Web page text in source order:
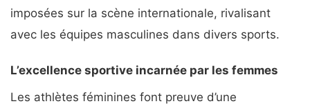
imposées sur la scène internationale, rivalisant
avec les équipes masculines dans divers sports.
L’excellence sportive incarnée par les femmes
Les athlètes féminines font preuve d’une